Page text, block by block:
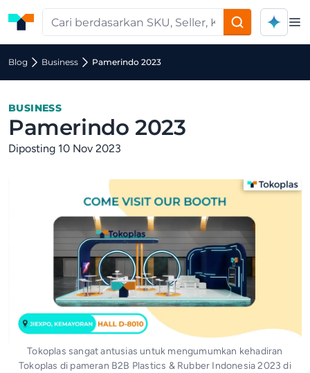
Blog Business Pamerindo 2023
BUSINESS
Pamerindo 2023
Diposting 10 Nov 2023
Tokoplas sangat antusias untuk mengumumkan kehadiran
Tokoplas di pameran B2B Plastics & Rubber Indonesia 2023 di